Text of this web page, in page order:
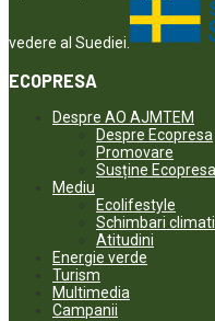
vedere al Suediei.
ECOPRESA
Despre AO AJMTEM
Despre Ecopresa
Promovare
Susține Ecopresa
Mediu
Ecolifestyle
Schimbari
Atitudini
Energie verde
Turism
Multimedia
Campanii